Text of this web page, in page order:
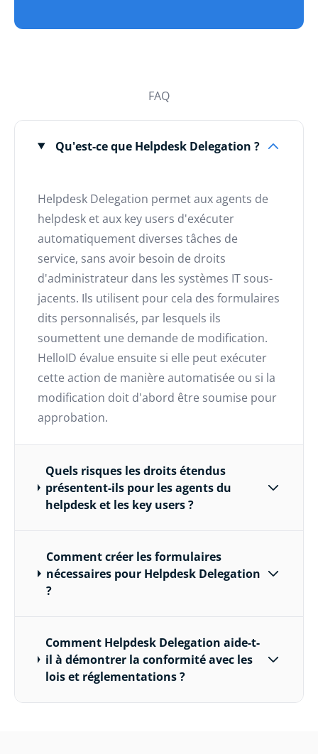
FAQ
Qu'est-ce que Helpdesk Delegation ?
Helpdesk Delegation permet aux agents de
helpdesk et aux key users d'exécuter
automatiquement diverses tâches de
service, sans avoir besoin de droits
d'administrateur dans les systèmes IT sous-
jacents. Ils utilisent pour cela des formulaires
dits personnalisés, par lesquels ils
soumettent une demande de modification.
HelloID évalue ensuite si elle peut exécuter
cette action de manière automatisée ou si la
modification doit d'abord être soumise pour
approbation.
Quels risques les droits étendus
présentent-ils pour les agents du
helpdesk et les key users ?
Comment créer les formulaires
nécessaires pour Helpdesk Delegation
?
Comment Helpdesk Delegation aide-t-
il à démontrer la conformité avec les
lois et réglementations ?